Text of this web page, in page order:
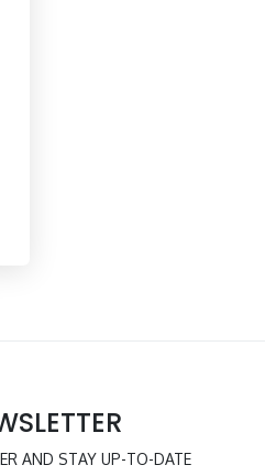
AND STAY UP-TO-DATE